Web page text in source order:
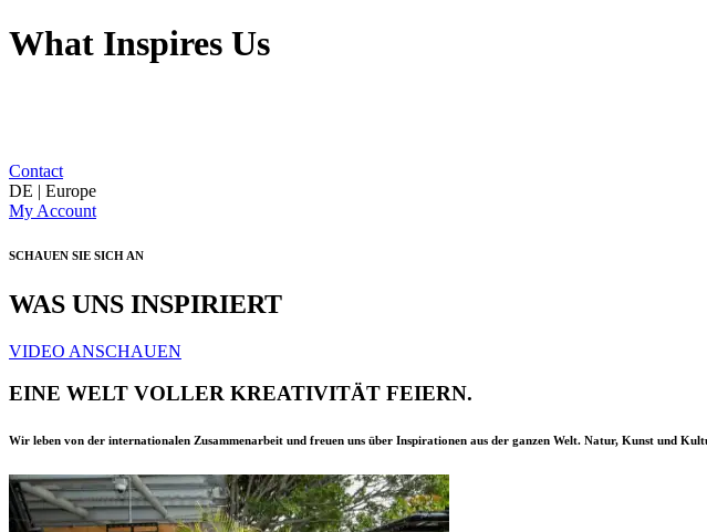
What Inspires Us
Contact
DE | Europe
My Account
SCHAUEN SIE SICH AN
WAS UNS INSPIRIERT
VIDEO ANSCHAUEN
EINE WELT VOLLER KREATIVITÄT FEIERN.
Wir leben von der internationalen Zusammenarbeit und freuen uns über Inspirationen aus der ganzen Welt. Natur, Kunst und